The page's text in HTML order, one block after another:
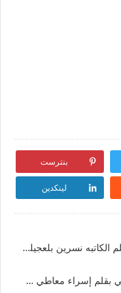
بنترست
لينكدين
رواية حين يزهر القلب الفصل الخامس بقلم الكاتبه نسرين بلعجيلي حصريه وجديده على مدونة النجم المتوهج
رواية أنثي في حضن الاربعيني البارت الثاني بقلم إسراء معاطي حصريه وجديده على مدونة النجم المتوهج